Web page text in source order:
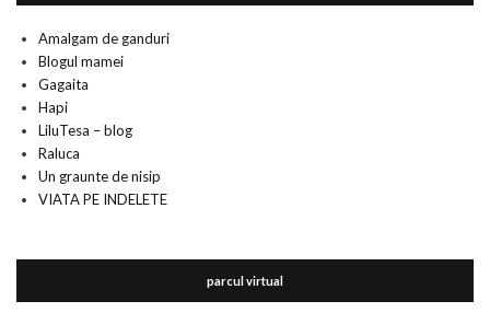
Amalgam de ganduri
Blogul mamei
Gagaita
Hapi
LiluTesa – blog
Raluca
Un graunte de nisip
VIATA PE INDELETE
parcul virtual